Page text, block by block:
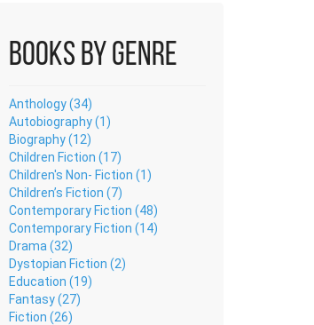
Books by Genre
Anthology (34)
Autobiography (1)
Biography (12)
Children Fiction (17)
Children's Non- Fiction (1)
Children’s Fiction (7)
Contemporary Fiction (48)
Contemporary Fiction (14)
Drama (32)
Dystopian Fiction (2)
Education (19)
Fantasy (27)
Fiction (26)